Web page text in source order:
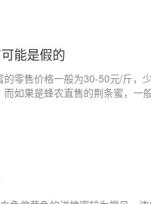
能是假的
零售价格一般为30-50元/斤，
如果是蜂农直售的荆条蜜，一